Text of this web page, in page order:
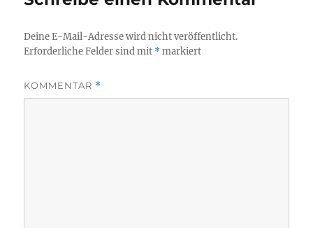
Deine E-Mail-Adresse wird nicht veröffentlicht.
Erforderliche Felder sind mit *markiert
KOMMENTAR *